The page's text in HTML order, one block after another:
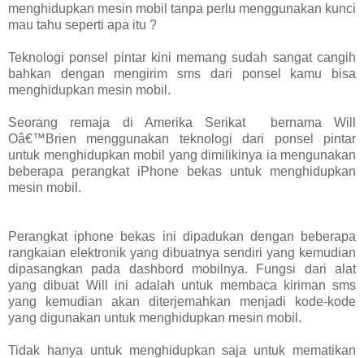
menghidupkan mesin mobil tanpa perlu menggunakan kunci
mau tahu seperti apa itu ?
Teknologi ponsel pintar kini memang sudah sangat cangih
bahkan dengan mengirim sms dari ponsel kamu bisa
menghidupkan mesin mobil.
Seorang remaja di Amerika Serikat bernama Will
Oâ€™Brien menggunakan teknologi dari ponsel pintar
untuk menghidupkan mobil yang dimilikinya ia mengunakan
beberapa perangkat iPhone bekas untuk menghidupkan
mesin mobil.
Perangkat iphone bekas ini dipadukan dengan beberapa
rangkaian elektronik yang dibuatnya sendiri yang kemudian
dipasangkan pada dashbord mobilnya. Fungsi dari alat
yang dibuat Will ini adalah untuk membaca kiriman sms
yang kemudian akan diterjemahkan menjadi kode-kode
yang digunakan untuk menghidupkan mesin mobil.
Tidak hanya untuk menghidupkan saja untuk mematikan